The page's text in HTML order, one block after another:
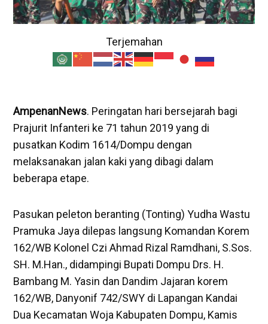
Terjemahan
AmpenanNews. Peringatan hari bersejarah bagi
Prajurit Infanteri ke 71 tahun 2019 yang di
pusatkan Kodim 1614/Dompu dengan
melaksanakan jalan kaki yang dibagi dalam
beberapa etape.
Pasukan peleton beranting (Tonting) Yudha Wastu
Pramuka Jaya dilepas langsung Komandan Korem
162/WB Kolonel Czi Ahmad Rizal Ramdhani, S.Sos.
SH. M.Han., didampingi Bupati Dompu Drs. H.
Bambang M. Yasin dan Dandim Jajaran korem
162/WB, Danyonif 742/SWY di Lapangan Kandai
Dua Kecamatan Woja Kabupaten Dompu, Kamis